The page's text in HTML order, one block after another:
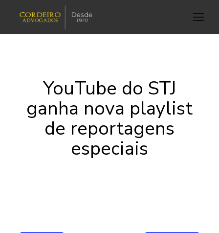
YouTube do STJ
ganha nova playlist
de reportagens
especiais